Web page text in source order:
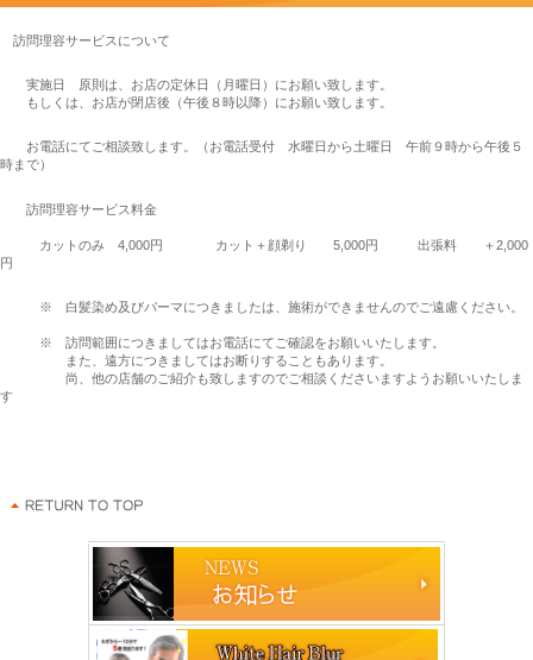
訪問理容サービスについて
実施日 原則は、お店の定休日（月曜日）にお願い致します。
もしくは、お店が閉店後（午後８時以降）にお願い致します。
お電話にてご相談致します。（お電話受付 水曜日から土曜日 午前９時から午後５
時まで）
訪問理容サービス料金
カットのみ 4,000円 カット＋顔剃り 5,000円 出張料 ＋2,000
円
※ 白髪染め及びパーマにつきましたは、施術ができませんのでご遠慮ください。
※ 訪問範囲につきましてはお電話にてご確認をお願いいたします。
また、遠方につきましてはお断りすることもあります。
尚、他の店舗のご紹介も致しますのでご相談くださいますようお願いいたしま
す